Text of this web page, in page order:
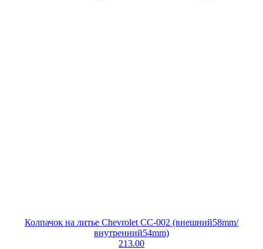
Колпачок на литье Chevrolet CC-002 (внешний58mm/
внутренний54mm)
213.00